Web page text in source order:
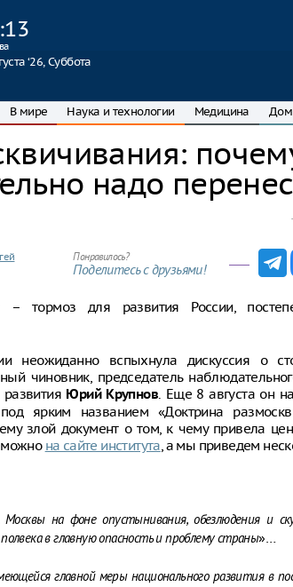
:13
‘26, Суббота
В мире Наука и технологии Медицина Дом
надо
Понравилось?
Поделитесь с друзьями!
тормоз для развития России,
вспыхнула дискуссия о
чиновник, председатель
Юрий Крупнов. Еще 8 августа он
ярким названием «Доктрина
злой документ о том, к чему привела
можно на сайте института, а мы приведем
на фоне опустынивания, обезлюдения и
в главную опасность и проблему страны»…
главной меры национального развития в